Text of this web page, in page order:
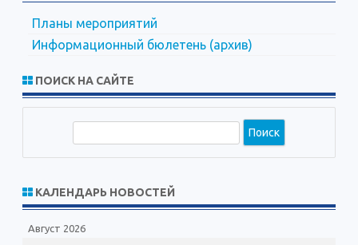
Планы мероприятий
Информационный бюлетень (архив)
ПОИСК НА САЙТЕ
с
к
КАЛЕНДАРЬ НОВОСТЕЙ
Август 2026